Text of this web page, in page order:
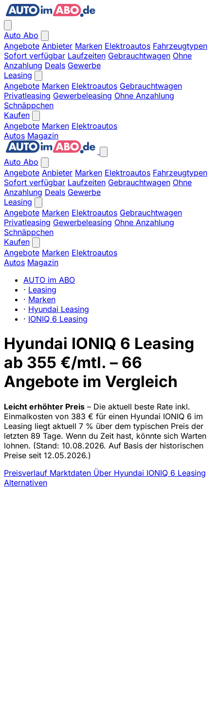
Auto Abo
Angebote Anbieter Marken Elektroautos Fahrzeugtypen
Sofort verfügbar Laufzeiten Gebrauchtwagen Ohne
Anzahlung Deals Gewerbe
Leasing
Angebote Marken Elektroautos Gebrauchtwagen
Privatleasing Gewerbeleasing Ohne Anzahlung
Schnäppchen
Kaufen
Angebote Marken Elektroautos
Autos Magazin
Auto Abo
Angebote Anbieter Marken Elektroautos Fahrzeugtypen
Sofort verfügbar Laufzeiten Gebrauchtwagen Ohne
Anzahlung Deals Gewerbe
Leasing
Angebote Marken Elektroautos Gebrauchtwagen
Privatleasing Gewerbeleasing Ohne Anzahlung
Schnäppchen
Kaufen
Angebote Marken Elektroautos
Autos Magazin
AUTO im ABO
· Leasing
· Marken
· Hyundai Leasing
· IONIQ 6 Leasing
Hyundai IONIQ 6 Leasing
ab 355 €/mtl. – 66
Angebote im Vergleich
Leicht erhöhter Preis – Die aktuell beste Rate inkl.
Einmalkosten von 383 € für einen Hyundai IONIQ 6 im
Leasing liegt aktuell 7 % über dem typischen Preis der
letzten 89 Tage. Wenn du Zeit hast, könnte sich Warten
lohnen. (Stand: 10.08.2026. Auf Basis der historischen
Preise seit 12.05.2026.)
Preisverlauf Marktdaten Über Hyundai IONIQ 6 Leasing
Alternativen